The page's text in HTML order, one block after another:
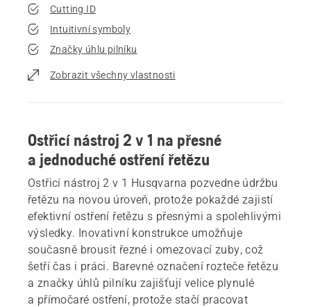
Cutting ID
Intuitivní symboly
Značky úhlu pilníku
Zobrazit všechny vlastnosti
Ostřicí nástroj 2 v 1 na přesné
a jednoduché ostření řetězu
Ostřicí nástroj 2 v 1 Husqvarna pozvedne údržbu
řetězu na novou úroveň, protože pokaždé zajistí
efektivní ostření řetězu s přesnými a spolehlivými
výsledky. Inovativní konstrukce umožňuje
současně brousit řezné i omezovací zuby, což
šetří čas i práci. Barevné označení rozteče řetězu
a značky úhlů pilníku zajišťují velice plynulé
a přímočaré ostření, protože stačí pracovat